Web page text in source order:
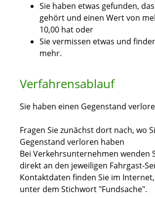
Sie haben etwas gefunden,
gehört und einen Wert von
10,00 hat oder
Sie vermissen etwas und
mehr.
Verfahrensablauf
Sie haben einen Gegenstand
Fragen Sie zunächst dort nach, wo
Gegenstand verloren haben
Bei Verkehrsunternehmen wenden
direkt an den jeweiligen Fahrgast-
Kontaktdaten finden Sie im
unter dem Stichwort "Fundsache".